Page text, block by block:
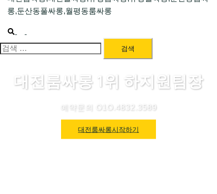
롱,둔산동풀싸롱,월평동룸싸롱
Search
menu
검
대전룸싸롱 1위 하지원팀장
예약문의 O1O.4832.3589
대전룸싸롱시작하기